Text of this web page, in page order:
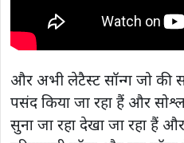
और अभी लेटैस्ट सॉन्ग जो की
पसंद किया जा रहा हैं और
सुना जा रहा देखा जा रहा हैं